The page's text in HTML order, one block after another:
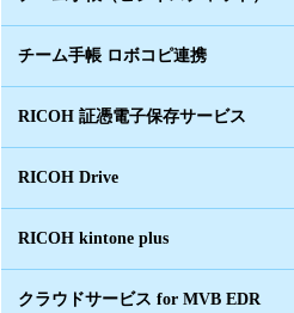
チーム手帳 ロボコピ連携
RICOH 証憑電子保存サービス
RICOH Drive
RICOH kintone plus
クラウドサービス for MVB EDR